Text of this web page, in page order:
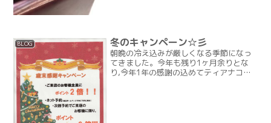
BLOG 冬のキャンペーン☆彡
朝晩の冷え込みが厳しくなる季節になっ
てきました。今年も残り1ヶ月余りとな
り,今年1年の感謝の込めてティアナココ